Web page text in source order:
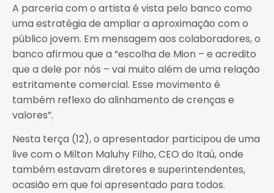
A parceria com o artista é vista pelo banco como
uma estratégia de ampliar a aproximação com o
público jovem. Em mensagem aos colaboradores, o
banco afirmou que a “escolha de Mion – e acredito
que a dele por nós – vai muito além de uma relação
estritamente comercial. Esse movimento é
também reflexo do alinhamento de crenças e
valores”.
Nesta terça (12), o apresentador participou de uma
live com o Milton Maluhy Filho, CEO do Itaú, onde
também estavam diretores e superintendentes,
ocasião em que foi apresentado para todos.